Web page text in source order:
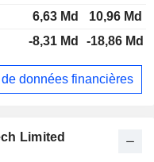
Limited
6,63 Md
10,96 Md
-8,31 Md -18,86 Md
de données financières